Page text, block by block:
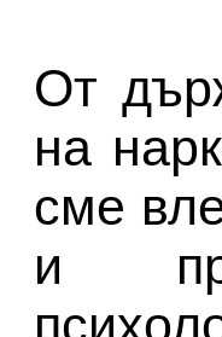
От
на
сме
и